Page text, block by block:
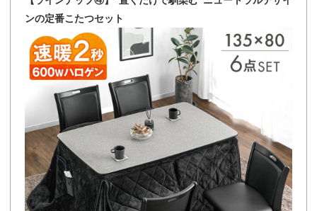
ンの定番こたつセット